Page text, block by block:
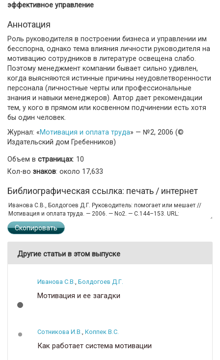
эффективное управление
Аннотация
Роль руководителя в построении бизнеса и управлении им
бесспорна, однако тема влияния личности руководителя на
мотивацию сотрудников в литературе освещена слабо.
Поэтому менеджмент компании бывает сильно удивлен,
когда выясняются истинные причины неудовлетворенности
персонала (личностные черты или профессиональные
знания и навыки менеджеров). Автор дает рекомендации
тем, у кого в прямом или косвенном подчинении есть хотя
бы один человек.
Журнал: «Мотивация и оплата труда» — №2, 2006 (©
Издательский дом Гребенников)
Объем в страницах: 10
Кол-во знаков: около 17,633
Библиографическая ссылка: печать / интернет
Скопировать
Другие статьи в этом выпуске
Иванова С.В. Болдогоев Д.Г.
Мотивация и ее загадки
Сотникова И.В. Коппек В.С.
Как работает система мотивации